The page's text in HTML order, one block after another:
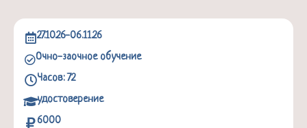
27.10.26-06.11.26
Очно-заочное обучение
Часов: 72
удостоверение
6000